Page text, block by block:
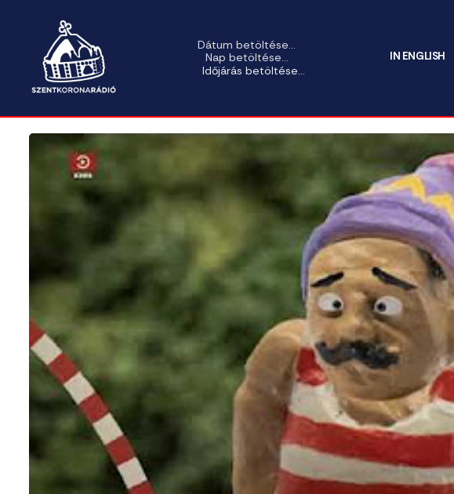
Dátum betöltése...
Nap betöltése...
Időjárás betöltése...
IN ENGLISH